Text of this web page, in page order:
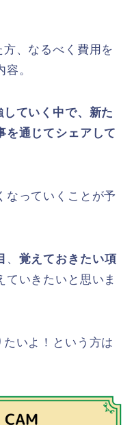
、なるべく費用を
。
ていく中で、新た
を通じてシェアして
なっていくことが予
、 覚えておきたい項
ていきたいと思いま
いよ！という方は